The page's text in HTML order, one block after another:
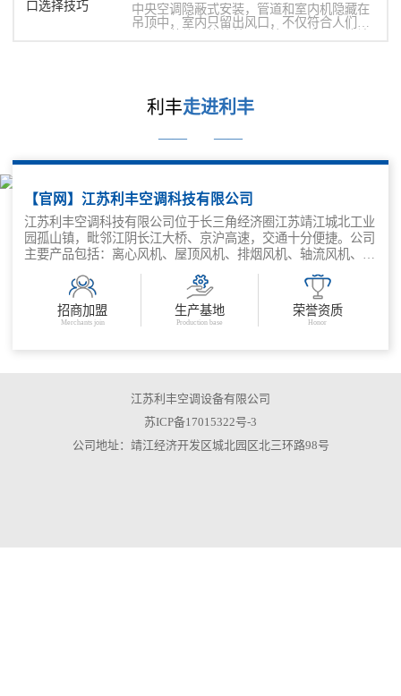
中央空调隐蔽式安装，管道和室内机隐藏在
吊顶中，室内只留出风口，不仅符合人们对
利丰走进利丰
—— ——
【官网】江苏利丰空调科技有限公司
江苏利丰空调科技有限公司位于长三角经济圈江苏靖江城北工业
园孤山镇，毗邻江阴长江大桥、京沪高速，交通十分便捷。公司
主要产品包括：离心风机、屋顶风机、排烟风机、轴流风机、隧
防通风设备等空调设备。
招商加盟
Merchants join
生产基地
Production base
荣誉资质
Honor
江苏利丰空调设备有限公司
苏ICP备17015322号-3
公司地址：靖江经济开发区城北园区北三环路98号